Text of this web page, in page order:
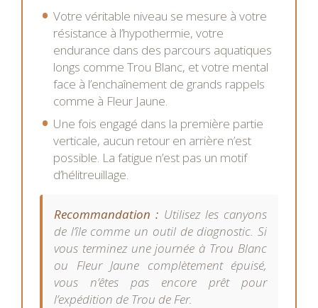
Votre véritable niveau se mesure à votre
résistance à l’hypothermie, votre
endurance dans des parcours aquatiques
longs comme Trou Blanc, et votre mental
face à l’enchaînement de grands rappels
comme à Fleur Jaune.
Une fois engagé dans la première partie
verticale, aucun retour en arrière n’est
possible. La fatigue n’est pas un motif
d’hélitreuillage.
Recommandation : Utilisez les canyons
de l’île comme un outil de diagnostic. Si
vous terminez une journée à Trou Blanc
ou Fleur Jaune complètement épuisé,
vous n’êtes pas encore prêt pour
l’expédition de Trou de Fer.